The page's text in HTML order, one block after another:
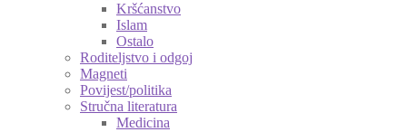
Kršćanstvo
Islam
Ostalo
Roditeljstvo i odgoj
Magneti
Povijest/politika
Stručna literatura
Medicina